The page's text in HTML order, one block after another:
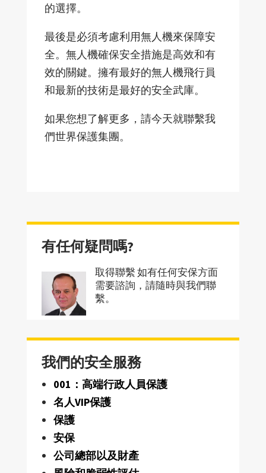
的選擇。
最後是必須考慮利用無人機來保障安
全。無人機確保安全措施是高效和有
效的關鍵。擁有最好的無人機飛行員
和最新的技術是最好的安全武庫。
如果您想了解更多，請今天就聯繫我
們世界保護集團。
有任何疑問嗎?
取得聯繫 如有任何安保方面
需要諮詢，請隨時與我們聯
繫。
我們的安全服務
001：高端行政人員保護
名人VIP保護
保護
安保
公司總部以及財產